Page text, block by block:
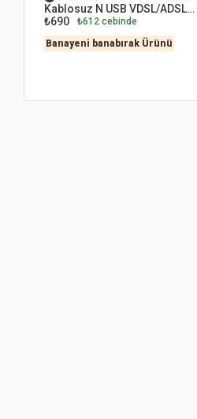
Kablosuz N USB VDSL/ADSL
Modem Router
₺690
₺612 cebinde
Banayeni banabırak Ürünü